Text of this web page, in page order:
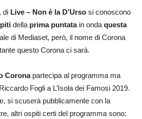
di Live – Non è la D’Urso si conoscono
della prima puntatain onda questa
di Mediaset, però, il nome di Corona
questo Corona ci sarà.
Coronapartecipa al programma ma
Fogli a L’Isola dei Famosi 2019.
si scuserà pubblicamente con la
altri ospiti certi del programma sono: